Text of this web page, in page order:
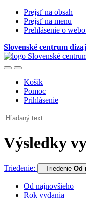
Prejsť na obsah
Prejsť na menu
Prehlásenie o
Slovenské centrum
Košík
Pomoc
Prihlásenie
Výsledky
Triedenie: Triedenie Od
Od najnovšieho
Rok vydania